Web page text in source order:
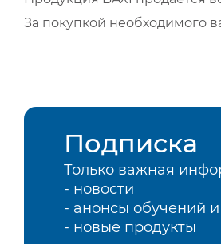
За покупкой необходимого
Подписка
Только важная
- новости
- анонсы обучений
- новые продукты